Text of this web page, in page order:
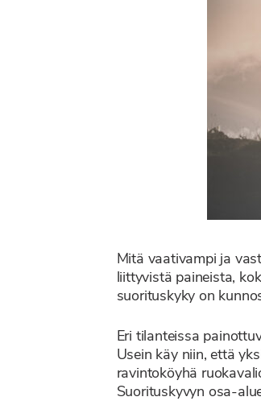
Mitä vaativampi ja
liittyvistä paineista,
suorituskyky on
Eri tilanteissa
Usein käy niin, että
ravintoköyhä
Suorituskyvyn osa-